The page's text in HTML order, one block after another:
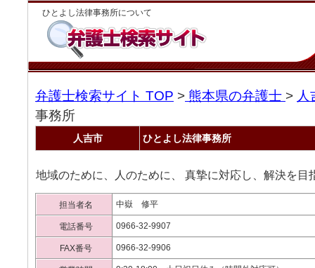
ひとよし法律事務所について
弁護士検索サイト TOP > 熊本県の弁護士 >
事務所
人吉市 ひとよし法律事務所
地域のために、人のために、 真摯に対応し、解決を目
担当者名 中嶽 修平
電話番号 0966-32-9907
FAX番号 0966-32-9906